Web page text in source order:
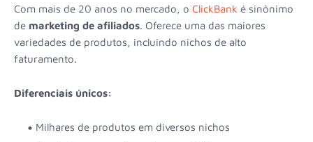
Com mais de 20 anos no mercado, o ClickBank é sinônimo
de marketing de afiliados. Oferece uma das maiores
variedades de produtos, incluindo nichos de alto
faturamento.
Diferenciais únicos:
Milhares de produtos em diversos nichos